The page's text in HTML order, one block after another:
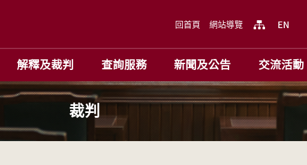
回首頁 網站導覽
解釋及裁判 查詢服務 新聞及公告 交流活動
裁判